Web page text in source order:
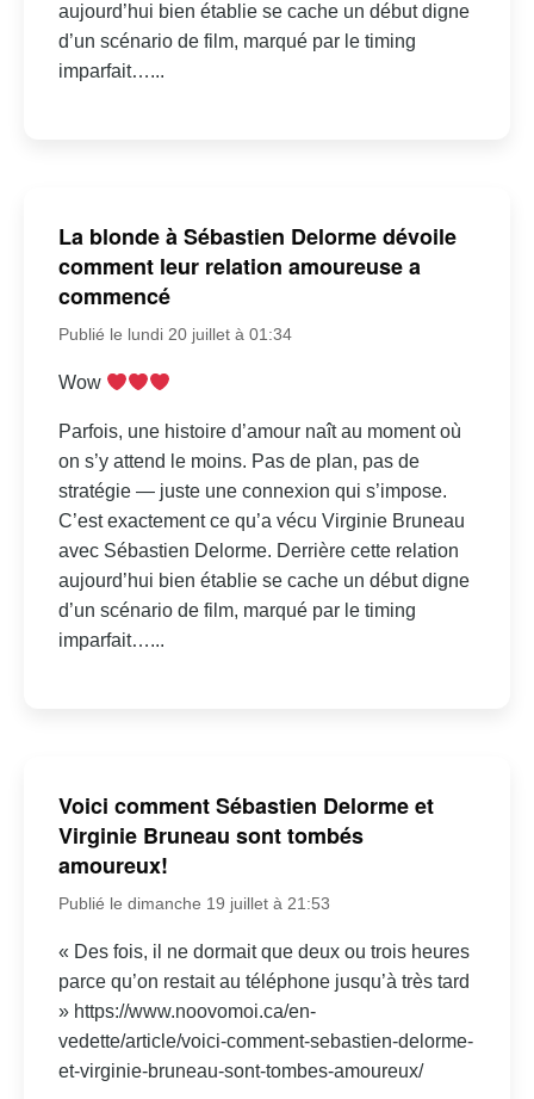
aujourd’hui bien établie se cache un début digne
d’un scénario de film, marqué par le timing
imparfait…...
La blonde à Sébastien Delorme dévoile
comment leur relation amoureuse a
commencé
Publié le lundi 20 juillet à 01:34
Wow
Parfois, une histoire d’amour naît au moment où
on s’y attend le moins. Pas de plan, pas de
stratégie — juste une connexion qui s’impose.
C’est exactement ce qu’a vécu Virginie Bruneau
avec Sébastien Delorme. Derrière cette relation
aujourd’hui bien établie se cache un début digne
d’un scénario de film, marqué par le timing
imparfait…...
Voici comment Sébastien Delorme et
Virginie Bruneau sont tombés
amoureux!
Publié le dimanche 19 juillet à 21:53
« Des fois, il ne dormait que deux ou trois heures
parce qu’on restait au téléphone jusqu’à très tard
» https://www.noovomoi.ca/en-
vedette/article/voici-comment-sebastien-delorme-
et-virginie-bruneau-sont-tombes-amoureux/